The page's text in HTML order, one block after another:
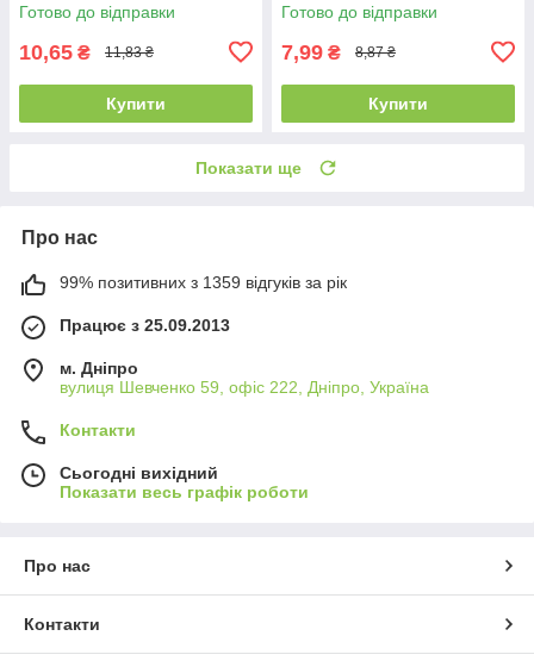
Готово до відправки
10,65 ₴ 11,83 ₴
Купити
Готово до відправки
7,99 ₴ 8,87 ₴
Купити
Показати ще
Про нас
99% позитивних з 1359 відгуків за рік
Працює з 25.09.2013
м. Дніпро
вулиця Шевченко 59, офіс 222, Дніпро, Україна
Контакти
Сьогодні вихідний
Показати весь графік роботи
Про нас
Контакти